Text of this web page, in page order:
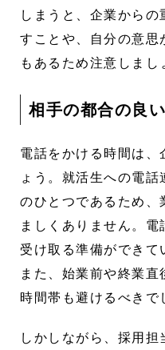
しまうと、企業から
すことや、自分の意思
もあるため注意しまし
相手の都合の良
電話をかける時間は、
ょう。就活生への電
のひとつであるため、
ましくありません。電
受け取る準備ができて
また、始業前や終業
時間帯も避けるべきで
しかしながら、採用